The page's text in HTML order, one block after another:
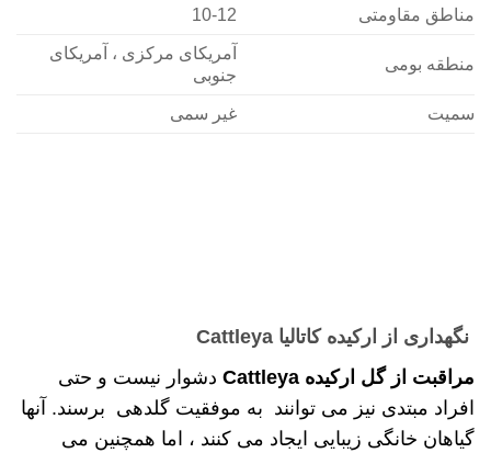
مناطق مقاومتی 10-12
منطقه بومی
آمریکای مرکزی ، آمریکای
جنوبی
سمیت غیر سمی
نگهداری از ارکیده کاتالیا Cattleya
مراقبت از گل ارکیده Cattleya
دشوار نیست و حتی
افراد مبتدی نیز می توانند به موفقیت گلدهی برسند. آنها
گیاهان خانگی زیبایی ایجاد می کنند ، اما همچنین می